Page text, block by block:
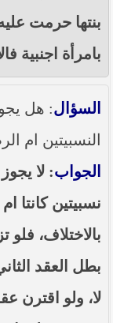
بنتها حرمت
بامرأة اجنبية
السؤال: هل
النسبيتين ام
الجواب: لا
نسبيتين كانتا
بالاختلاف، فلو
بطل العقد
لا، ولو اقترن